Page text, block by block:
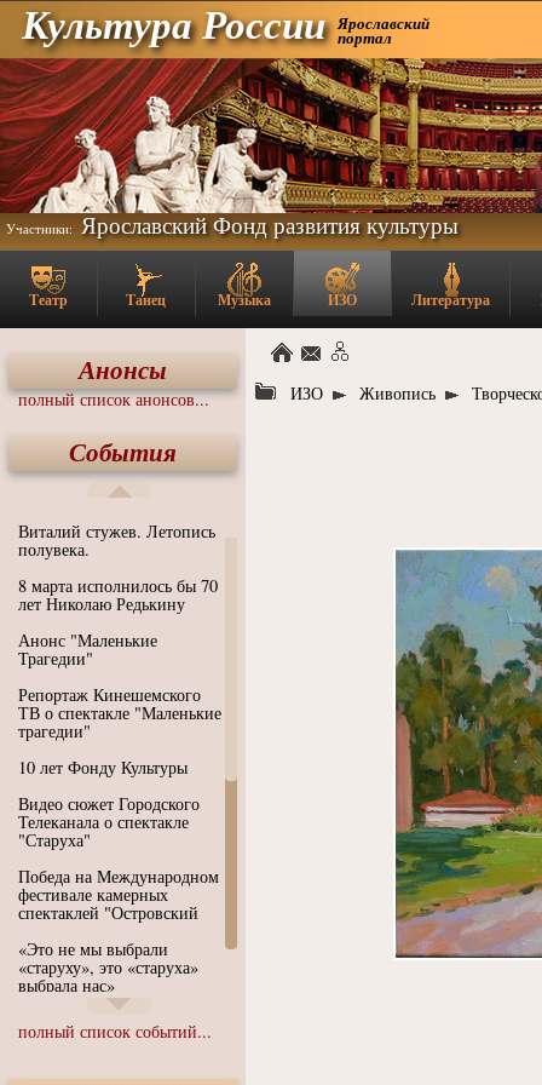
Культура России Ярославский
портал
Участники: Ярославский Фонд развития культуры
Театр Танец Музыка ИЗО Литература
Анонсы
полный список анонсов...
События
Виталий стужев. Летопись
полувека.
8 марта исполнилось бы 70
лет Николаю Редькину
Анонс "Маленькие
Трагедии"
Репортаж Кинешемского
ТВ о спектакле "Маленькие
трагедии"
10 лет Фонду Культуры
Видео сюжет Городского
Телеканала о спектакле
"Старуха"
Победа на Международном
фестивале камерных
спектаклей "Островский
«Это не мы выбрали
«старуху», это «старуха»
выбрала нас»
Иммерсивный спектакль
"Язык чистого полета
полный список событий...
ИЗО Живопись